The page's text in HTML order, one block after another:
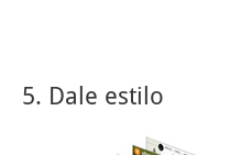
5. Dale estilo